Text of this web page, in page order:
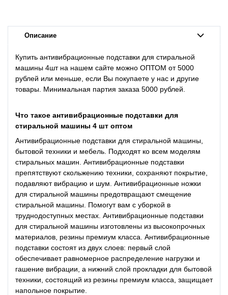
Описание
Купить антивибрационные подставки для стиральной
машины 4шт на нашем сайте можно ОПТОМ от 5000
рублей или меньше, если Вы покупаете у нас и другие
товары. Минимальная партия заказа 5000 рублей.
Что такое антивибрационные подставки для
стиральной машины 4 шт оптом
Антивибрационные подставки для стиральной машины,
бытовой техники и мебель. Подходят ко всем моделям
стиральных машин. Антивибрационные подставки
препятствуют скольжению техники, сохраняют покрытие,
подавляют вибрацию и шум. Антивибрационные ножки
для стиральной машины предотвращают смещение
стиральной машины. Помогут вам с уборкой в
труднодоступных местах. Антивибрационные подставки
для стиральной машины изготовлены из высокопрочных
материалов, резины премиум класса. Антивибрационные
подставки состоят из двух слоев: первый слой
обеспечивает равномерное распределение нагрузки и
гашение вибрации, а нижний слой прокладки для бытовой
техники, состоящий из резины премиум класса, защищает
напольное покрытие.